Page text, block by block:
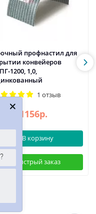
профнастил для
конвейеров
1200, 1,0,
1 отзыв
1156р.
В корзину
Быстрый заказ